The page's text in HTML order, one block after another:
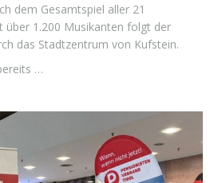
dem Gesamtspiel aller 21
über 1.200 Musikanten folgt der
das Stadtzentrum von Kufstein.
…